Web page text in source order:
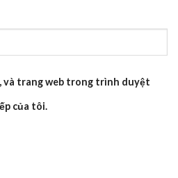
và trang web trong trình duyệt
của tôi.